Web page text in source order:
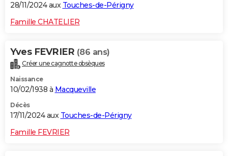
28/11/2024 aux Touches-de-Périgny
Famille CHATELIER
Yves FEVRIER (86 ans)
Créer une cagnotte obsèques
Naissance
10/02/1938 à Macqueville
Décès
17/11/2024 aux Touches-de-Périgny
Famille FEVRIER